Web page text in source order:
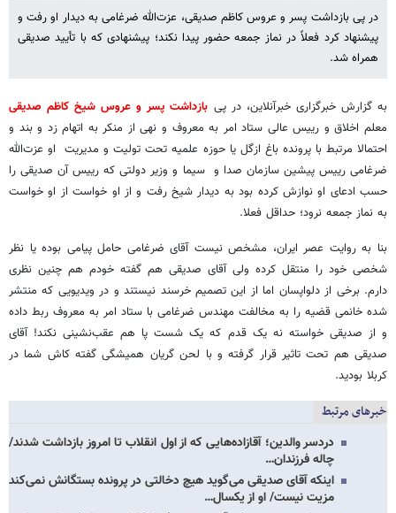
در پی بازداشت پسر و عروس کاظم صدیقی، عزت‌الله ضرغامی به دیدار او رفت و
پیشنهاد کرد فعلاً در نماز جمعه حضور پیدا نکند؛ پیشنهادی که با تأیید صدیقی
همراه شد.
به گزارش خبرگزاری خبرآنلاین، در پی بازداشت پسر و عروس شیخ کاظم صدیقی
معلم اخلاق و رییس عالی ستاد امر به معروف و نهی از منکر به اتهام زد و بند و
احتمالا مرتبط با پرونده باغ ازگل یا حوزه علمیه تحت تولیت و مدیریت او عزت‌الله
ضرغامی رییس پیشین سازمان صدا و سیما و وزیر دولتی که رییس آن صدیقی را
حسب ادعای او نوازش کرده بود به دیدار شیخ رفت و از او خواست از او خواست
به نماز جمعه نرود؛ حداقل فعلا.
بنا به روایت عصر ایران، مشخص نیست آقای ضرغامی حامل پیامی بوده یا نظر
شخصی خود را منتقل کرده ولی آقای صدیقی هم گفته خودم هم چنین نظری
دارم. برخی از دلواپسان اما از این تصمیم خرسند نیستند و در ویدیویی که منتشر
شده خانمی قضیه را به مخالفت مهندس ضرغامی با ستاد امر به معروف ربط داده
و از صدیقی خواسته نه یک قدم که یک شست‌ پا هم عقب‌نشینی نکند! آقای
صدیقی هم تحت تاثیر قرار گرفته و با لحن گریان همیشگی گفته کاش شما در
کربلا بودید.
خبرهای مرتبط
دردسر والدین؛ آقازاده‌هایی که از اول انقلاب تا امروز بازداشت شدند/
چاله‌ فرزندان…
اینکه آقای صدیقی می‌گوید هیچ دخالتی در پرونده بستگانش نمی‌کند
مزیت نیست/ او از یکسال…